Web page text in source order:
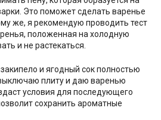
Это поможет сделать варенье
же, я рекомендую проводить тест
положенная на холодную
и не растекаться.
и ягодный сок полностью
плиту и даю варенью
условия для последующего
сохранить ароматные